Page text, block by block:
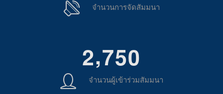
จำนวนการจัดสัมมนา
2,750
จำนวนผู้เข้าร่วมสัมมนา